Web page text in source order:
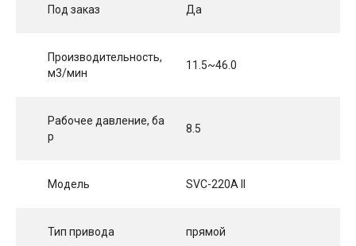
Под заказ Да
Производительность,
м3/мин
11.5~46.0
Рабочее давление, ба
р
8.5
Модель SVC-220A II
Тип привода прямой